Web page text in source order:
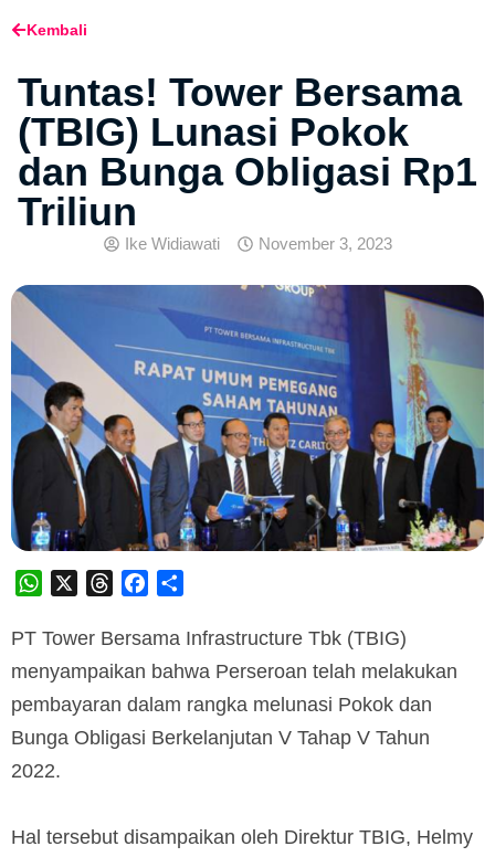
Kembali
Tuntas! Tower Bersama
(TBIG) Lunasi Pokok
dan Bunga Obligasi Rp1
Triliun
Ike Widiawati November 3, 2023
WhatsApp ThreadsFacebook
PT Tower Bersama Infrastructure Tbk (TBIG)
menyampaikan bahwa Perseroan telah melakukan
pembayaran dalam rangka melunasi Pokok dan
Bunga Obligasi Berkelanjutan V Tahap V Tahun
2022.
Hal tersebut disampaikan oleh Direktur TBIG, Helmy